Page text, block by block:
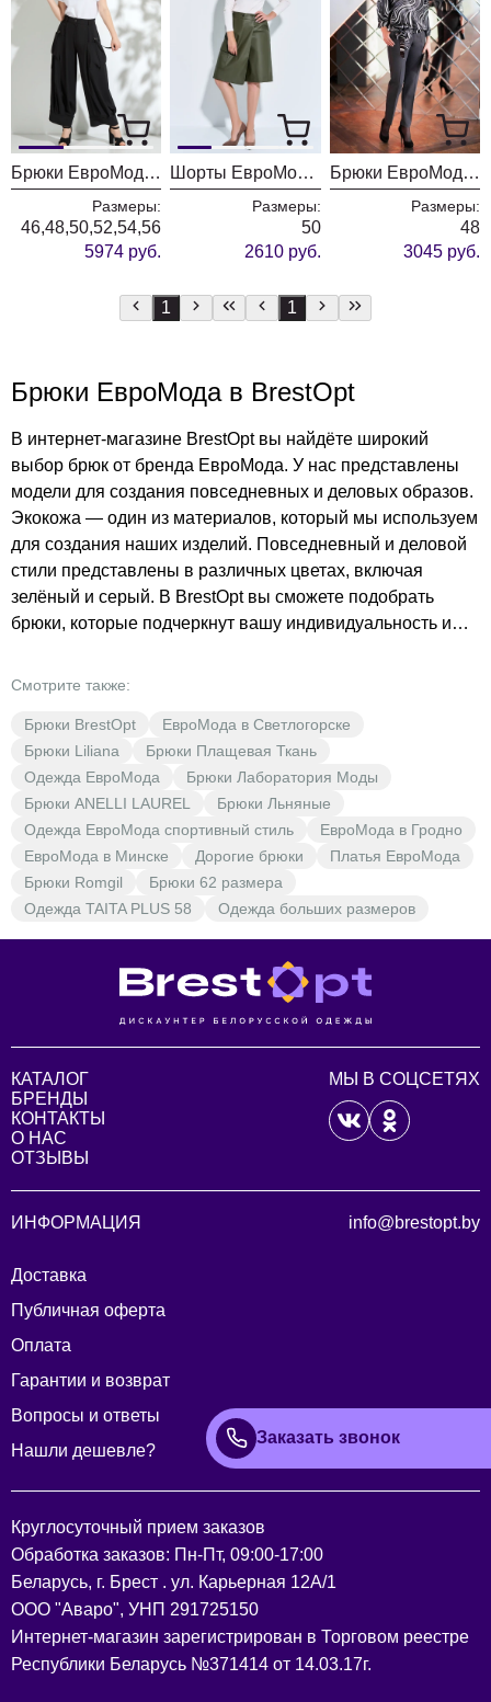
Брюки ЕвроМода 731 черный
Размеры:
46,48,50,52,54,56
5974 руб.
Шорты ЕвроМода 477
Размеры:
50
2610 руб.
Брюки ЕвроМода 247 серый
Размеры:
48
3045 руб.
1 1
Брюки ЕвроМода в BrestOpt
В интернет-магазине BrestOpt вы найдёте широкий
выбор брюк от бренда ЕвроМода. У нас представлены
модели для создания повседневных и деловых образов.
Экокожа — один из материалов, который мы используем
для создания наших изделий. Повседневный и деловой
стили представлены в различных цветах, включая
зелёный и серый. В BrestOpt вы сможете подобрать
брюки, которые подчеркнут вашу индивидуальность и
качественную одежду по доступным ценам. Не упустите
качественными брюками от ЕвроМода.
Смотрите также:
Брюки BrestOpt
ЕвроМода в Светлогорске
Брюки Liliana
Брюки Плащевая Ткань
Одежда ЕвроМода
Брюки Лаборатория Моды
Брюки ANELLI LAUREL
Брюки Льняные
Одежда ЕвроМода спортивный стиль
ЕвроМода в Гродно
ЕвроМода в Минске
Дорогие брюки
Платья ЕвроМода
Брюки Romgil
Брюки 62 размера
Одежда TAITA PLUS 58
Одежда больших размеров
КАТАЛОГ
БРЕНДЫ
КОНТАКТЫ
О НАС
ОТЗЫВЫ
МЫ В СОЦСЕТЯХ
ИНФОРМАЦИЯ
Доставка
Публичная оферта
Оплата
Гарантии и возврат
Вопросы и ответы
Нашли дешевле?
info@brestopt.by
Заказать звонок
Круглосуточный прием заказов
Обработка заказов: Пн-Пт, 09:00-17:00
Беларусь, г. Брест . ул. Карьерная 12А/1
ООО "Аваро", УНП 291725150
Интернет-магазин зарегистрирован в Торговом реестре
Республики Беларусь №371414 от 14.03.17г.